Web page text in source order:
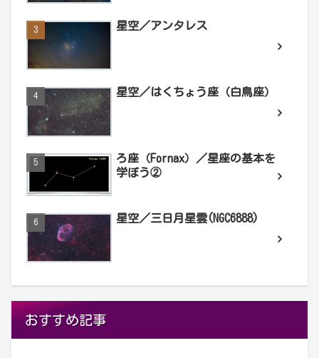
星空／アンタレス
星空／はくちょう座（白鳥座）
ろ座（Fornax）／星座の基本を
学ぼう②
星空／三日月星雲(NGC6888)
おすすめ記事